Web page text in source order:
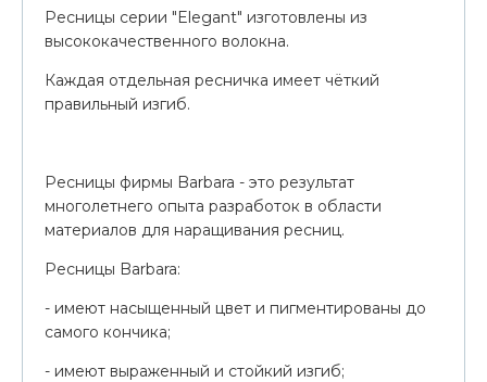
Ресницы серии "Elegant" изготовлены из
высококачественного волокна.
Каждая отдельная ресничка имеет чёткий
правильный изгиб.
Ресницы фирмы Barbara - это результат
многолетнего опыта разработок в области
материалов для наращивания ресниц.
Ресницы Barbara:
- имеют насыщенный цвет и пигментированы до
самого кончика;
- имеют выраженный и стойкий изгиб;